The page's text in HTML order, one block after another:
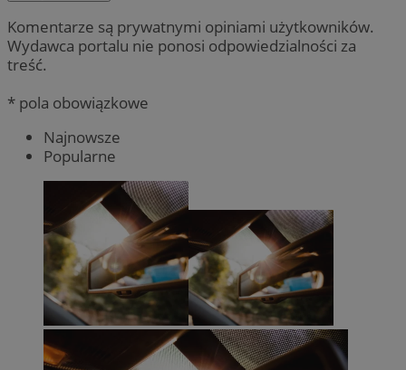
Komentarze są prywatnymi opiniami użytkowników.
Wydawca portalu nie ponosi odpowiedzialności za
treść.
* pola obowiązkowe
Najnowsze
Popularne